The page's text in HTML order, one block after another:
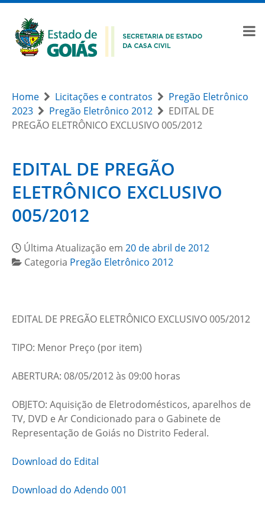
Home Licitações e contratos
Pregão Eletrônico
2023
Pregão Eletrônico 2012
EDITAL DE
PREGÃO ELETRÔNICO EXCLUSIVO 005/2012
EDITAL DE PREGÃO
ELETRÔNICO EXCLUSIVO
005/2012
Última Atualização em 20 de abril de 2012
Categoria Pregão Eletrônico 2012
EDITAL DE PREGÃO ELETRÔNICO EXCLUSIVO 005/2012
TIPO: Menor Preço (por item)
ABERTURA: 08/05/2012 às 09:00 horas
OBJETO: Aquisição de Eletrodomésticos, aparelhos de
TV, DVD e Ar Condicionado para o Gabinete de
Representação de Goiás no Distrito Federal.
Download do Edital
Download do Adendo 001